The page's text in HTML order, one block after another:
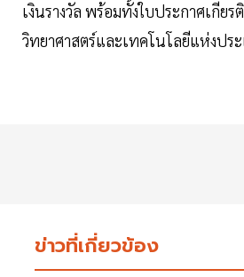
เงินรางวัล พร้อมทั้งใบประกาศเกีย
วิทยาศาสตร์และเทคโนโลยีแห่งปร
ข่าวที่เกี่ยวข้อง